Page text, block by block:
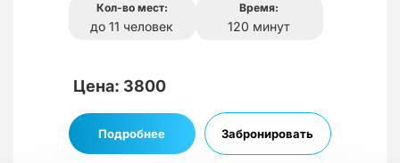
Кол-во мест:
до 11 человек
Время:
120 минут
Цена: 3800
Подробнее Забронировать